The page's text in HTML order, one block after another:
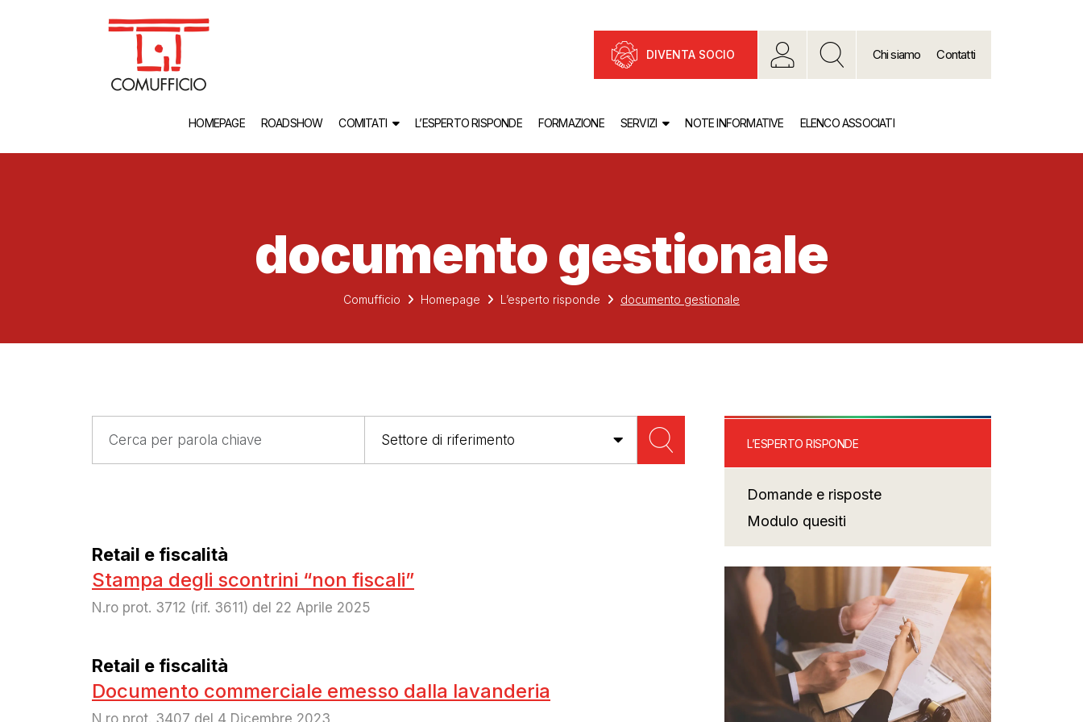
DIVENTA SOCIO Chi siamo Contatti
HOMEPAGE ROADSHOW COMITATI L’ESPERTO RISPONDE FORMAZIONE SERVIZI NOTE INFORMATIVE ELENCO ASSOCIATI
documento gestionale
Comufficio Homepage L’esperto risponde documento gestionale
Retail e fiscalità
Stampa degli scontrini “non fiscali”
N.ro prot. 3712 (rif. 3611) del 22 Aprile 2025
Retail e fiscalità
Documento commerciale emesso dalla lavanderia
N.ro prot. 3407 del 4 Dicembre 2023
L’ESPERTO RISPONDE
Domande e risposte
Modulo quesiti